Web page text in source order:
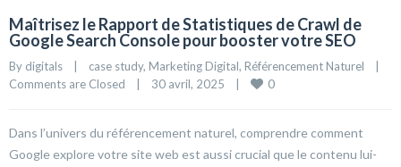
Maîtrisez le Rapport de Statistiques de Crawl de
Google Search Console pour booster votre SEO
By digitals case study, Marketing Digital, Référencement Naturel
Comments are Closed
30 avril, 2025 0
Dans l’univers du référencement naturel, comprendre comment
Google explore votre site web est aussi crucial que le contenu lui-